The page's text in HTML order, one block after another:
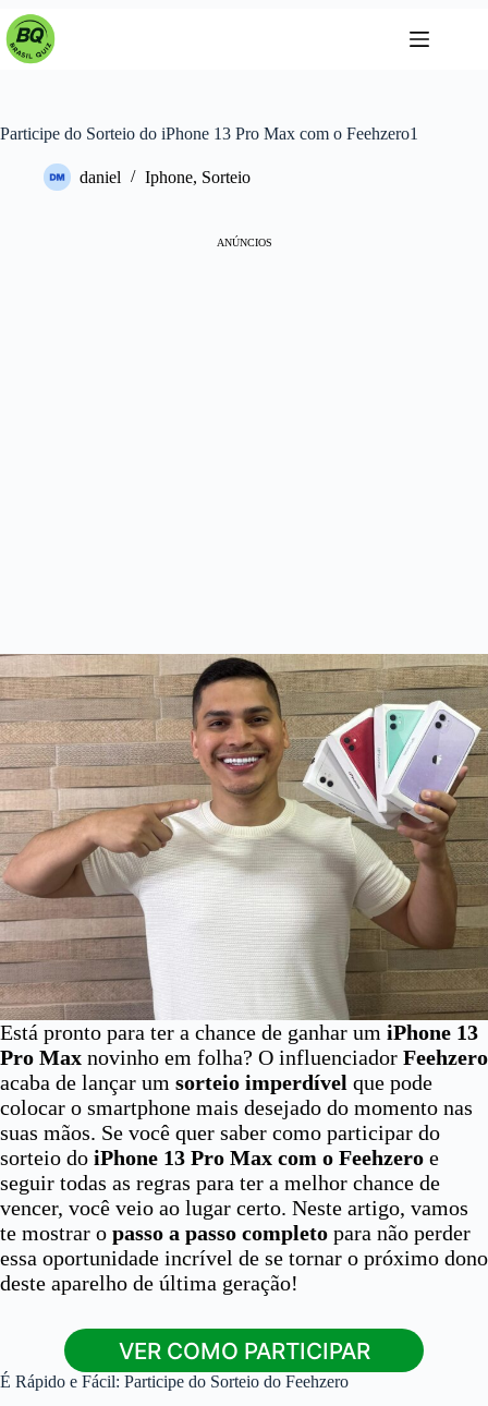
Pular
para
Participe do Sorteio do iPhone 13 Pro Max com o Feehzero1
daniel Iphone, Sorteio
ANÚNCIOS
Está pronto para ter a chance de ganhar um iPhone 13
Pro Max novinho em folha? O influenciador Feehzero
acaba de lançar um sorteio imperdível que pode
colocar o smartphone mais desejado do momento nas
suas mãos. Se você quer saber como participar do
sorteio do iPhone 13 Pro Max com o Feehzero e
seguir todas as regras para ter a melhor chance de
vencer, você veio ao lugar certo. Neste artigo, vamos
te mostrar o passo a passo completo para não perder
essa oportunidade incrível de se tornar o próximo dono
deste aparelho de última geração!
VER COMO PARTICIPAR
É Rápido e Fácil: Participe do Sorteio do Feehzero